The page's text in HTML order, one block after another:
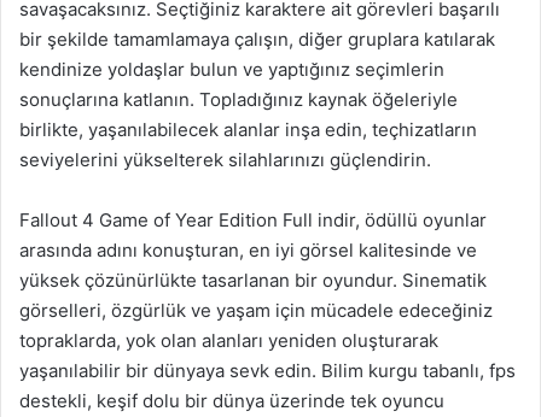
savaşacaksınız. Seçtiğiniz karaktere ait görevleri başarılı
bir şekilde tamamlamaya çalışın, diğer gruplara katılarak
kendinize yoldaşlar bulun ve yaptığınız seçimlerin
sonuçlarına katlanın. Topladığınız kaynak öğeleriyle
birlikte, yaşanılabilecek alanlar inşa edin, teçhizatların
seviyelerini yükselterek silahlarınızı güçlendirin.
Fallout 4 Game of Year Edition Full indir, ödüllü oyunlar
arasında adını konuşturan, en iyi görsel kalitesinde ve
yüksek çözünürlükte tasarlanan bir oyundur. Sinematik
görselleri, özgürlük ve yaşam için mücadele edeceğiniz
topraklarda, yok olan alanları yeniden oluşturarak
yaşanılabilir bir dünyaya sevk edin. Bilim kurgu tabanlı, fps
destekli, keşif dolu bir dünya üzerinde tek oyuncu